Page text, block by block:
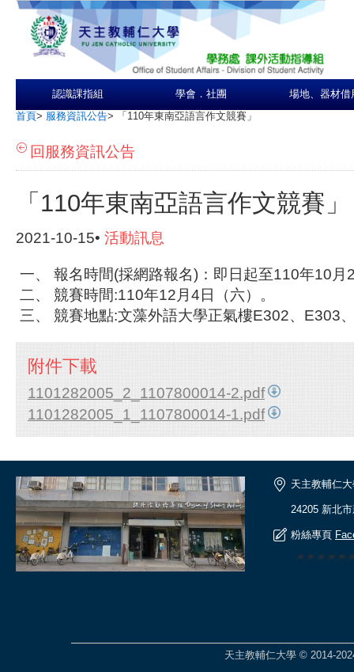
認識課指組 學會．社團 場地、器材借
首頁> 服務資訊公告> 「110年東南亞語言作文競賽」
回服務資訊公告
「110年東南亞語言作文競賽」
2021-10-15• 活動訊息
一、 報名時間(採網路報名)：即日起至110年10
二、 競賽時間:110年12月4日（六）。
三、 競賽地點:文藻外語大學正氣樓E302、E303
附件下載
1101282005_2_1107800014-2.pdf
1101282005_1_1107800014-1.pdf
天主教輔仁
24205 新北
粉絲專頁
天主教輔仁大學 © 2014-